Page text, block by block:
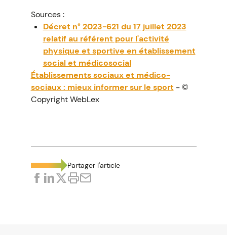
Sources :
Décret n° 2023-621 du 17 juillet 2023
relatif au référent pour l'activité
physique et sportive en établissement
social et médicosocial
Établissements sociaux et médico-
sociaux : mieux informer sur le sport - ©
Copyright WebLex
Partager l'article